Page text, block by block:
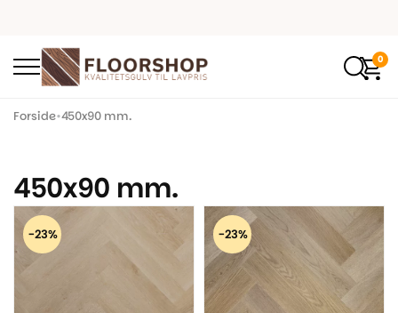
0
Forside•450x90 mm.
450x90 mm.
-23% -23%